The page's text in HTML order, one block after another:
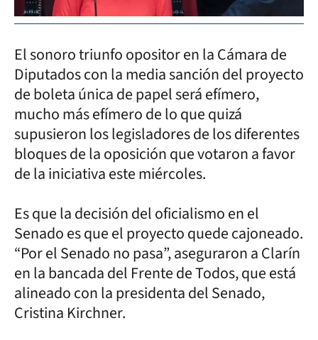
El sonoro triunfo opositor en la Cámara de
Diputados con la media sanción del proyecto
de boleta única de papel será efímero,
mucho más efímero de lo que quizá
supusieron los legisladores de los diferentes
bloques de la oposición que votaron a favor
de la iniciativa este miércoles.
Es que la decisión del oficialismo en el
Senado es que el proyecto quede cajoneado.
“Por el Senado no pasa”, aseguraron a Clarín
en la bancada del Frente de Todos, que está
alineado con la presidenta del Senado,
Cristina Kirchner.